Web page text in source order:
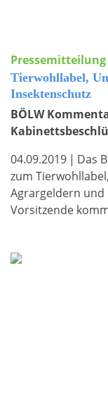
Pressemitteilung
Tierwohllabel,
Insektenschutz
BÖLW
04.09.2019 | Das
zum
Agrargeldern und
Vorsitzende